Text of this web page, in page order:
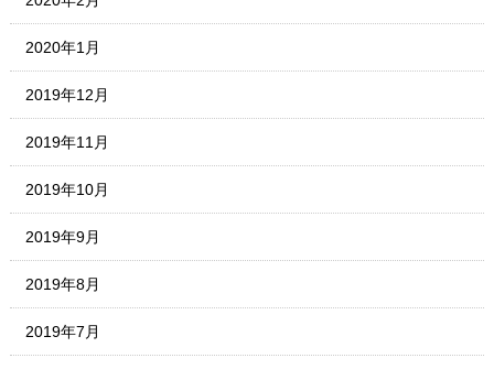
2020年1月
2019年12月
2019年11月
2019年10月
2019年9月
2019年8月
2019年7月